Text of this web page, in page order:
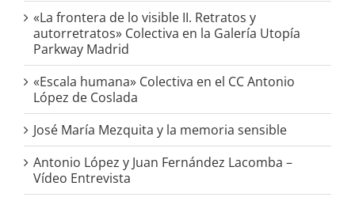
«La frontera de lo visible II. Retratos y
autorretratos» Colectiva en la Galería Utopía
Parkway Madrid
«Escala humana» Colectiva en el CC Antonio
López de Coslada
José María Mezquita y la memoria sensible
Antonio López y Juan Fernández Lacomba –
Vídeo Entrevista